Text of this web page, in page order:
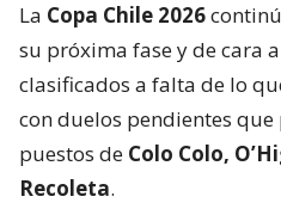
La Copa Chile 2026
su próxima fase y de cara
clasificados a falta de lo
con duelos pendientes
puestos de Colo Colo,
Recoleta.